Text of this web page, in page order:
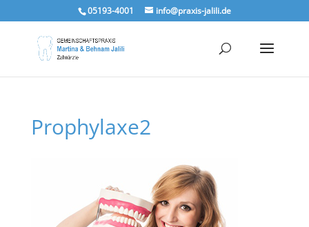
05193-4001 info@praxis-jalili.de
Prophylaxe2